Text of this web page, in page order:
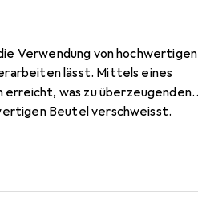
Verwendung von hochwertigen
lässt. Mittels eines
was zu überzeugenden
Beutel verschweisst.